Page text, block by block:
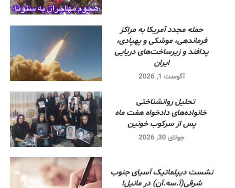
حمله مجدد آمریکا به مراکز
فرماندهی، موشکی و پهپادی،
پدافند و زیرساخت‌های دریایی
ایران
آگوست 1, 2026
تحلیل روانشناختی
خانواده‌های دادخواه هفت ماه
پس از سرکوب خونین
جولای 30, 2026
نشست دیپلماتیک آسیای جنوب
شرقی‌(آ.سه.آن) در مانیل!